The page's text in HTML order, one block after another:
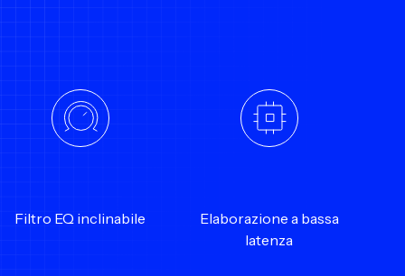
Filtro EQ inclinabile
Elaborazione a bassa
latenza